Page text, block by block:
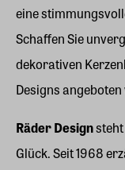
eine
Schaffen Sie
dekorativen
Designs
Räder Design
Glück. Seit 1968